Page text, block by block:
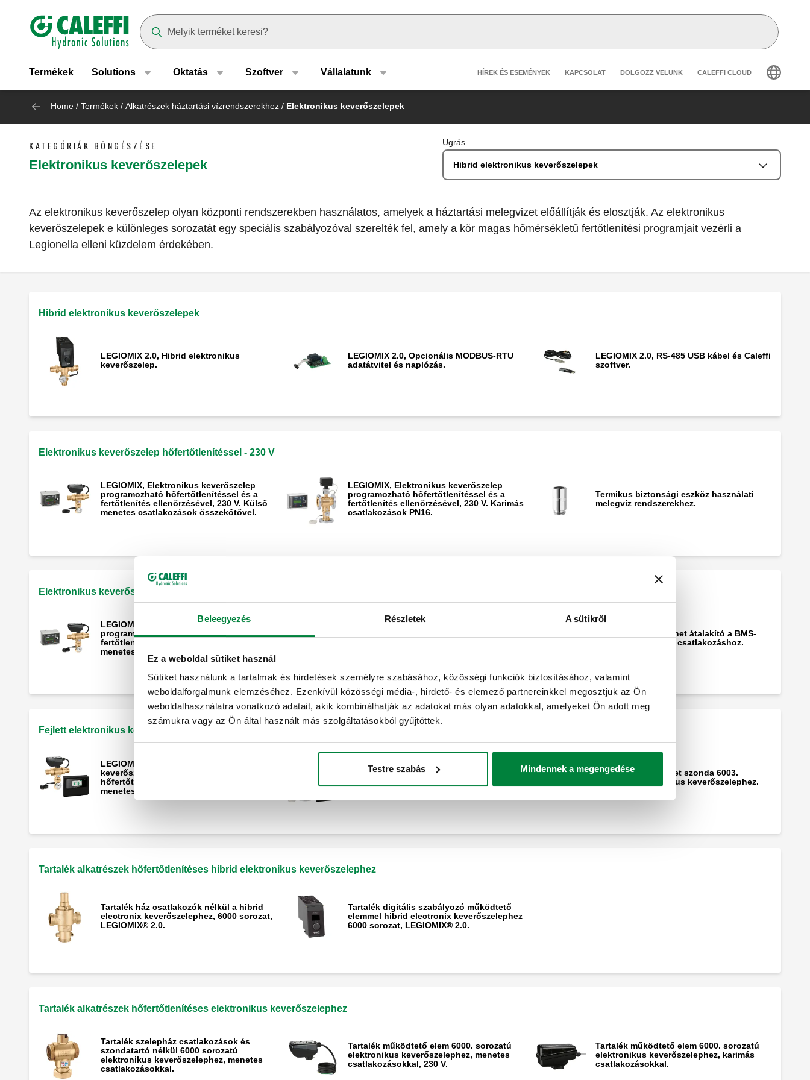
Beleegyezés Részletek A sütikről
Ez a weboldal sütiket használ
Sütiket használunk a tartalmak és hirdetések személyre szabásához, közösségi funkciók biztosításához, valamint
weboldalforgalmunk elemzéséhez. Ezenkívül közösségi média-, hirdető- és elemező partnereinkkel megosztjuk az Ön
weboldalhasználatra vonatkozó adatait, akik kombinálhatják az adatokat más olyan adatokkal, amelyeket Ön adott meg
számukra vagy az Ön által használt más szolgáltatásokból gyűjtöttek.
Testre szabás Mindennek a megengedése
Header main navigation
Termékek Solutions Oktatás Szoftver Vállalatunk Header secondary navigation
HÍREK ÉS ESEMÉNYEK KAPCSOLAT DOLGOZZ VELÜNK CALEFFI CLOUD
Home / Termékek / Alkatrészek háztartási vízrendszerekhez / Elektronikus keverőszelepek
KATEGÓRIÁK BÖNGÉSZÉSE
Elektronikus keverőszelepek
Ugrás
Hibrid elektronikus keverőszelepek
Az elektronikus keverőszelep olyan központi rendszerekben használatos, amelyek a háztartási melegvizet előállítják és elosztják. Az elektronikus
keverőszelepek e különleges sorozatát egy speciális szabályozóval szerelték fel, amely a kör magas hőmérsékletű fertőtlenítési programjait vezérli a
Legionella elleni küzdelem érdekében.
Hibrid elektronikus keverőszelepek
LEGIOMIX 2.0, Hibrid elektronikus
keverőszelep.
LEGIOMIX 2.0, Opcionális MODBUS-RTU
adatátvitel és naplózás.
LEGIOMIX 2.0, RS-485 USB kábel és Caleffi
szoftver.
Elektronikus keverőszelep hőfertőtlenítéssel - 230 V
LEGIOMIX, Elektronikus keverőszelep
programozható hőfertőtlenítéssel és a
fertőtlenítés ellenőrzésével, 230 V. Külső
menetes csatlakozások összekötővel.
LEGIOMIX, Elektronikus keverőszelep
programozható hőfertőtlenítéssel és a
fertőtlenítés ellenőrzésével, 230 V. Karimás
csatlakozások PN16.
Termikus biztonsági eszköz használati
melegvíz rendszerekhez.
Elektronikus keverőszelep hőfertőtlenítéssel - 24 V
LEGIOMIX, Elektronikus keverőszelep
programozható hőfertőtlenítéssel és a
fertőtlenítés ellenőrzésével, 24 V. Külső
menetes csatlakozások összekötővel.
LEGIOMIX, Elektronikus keverőszelep
MODBUS-RTU/BACnet átalakító a BMS-
rendszerekhez való csatlakozáshoz.
Fejlett elektronikus keverőszelep csatlakoztathatósággal
LEGIOMIXevo, Fejlett elektronikus
keverőszelep programozható
hőfertőtlenítéssel. Csatlakozással. Külső
menetes csatlakozások összekötővel.
LEGIOMIXevo, Fejlett elektronikus
keverőszelep programozható
Tárolási hőmérséklet szonda 6003.
sorozatú elektronikus keverőszelephez.
Tartalék alkatrészek hőfertőtlenítéses hibrid elektronikus keverőszelephez
Tartalék ház csatlakozók nélkül a hibrid
electronix keverőszelephez, 6000 sorozat,
LEGIOMIX® 2.0.
Tartalék digitális szabályozó működtető
elemmel hibrid electronix keverőszelephez
6000 sorozat, LEGIOMIX® 2.0.
Tartalék alkatrészek hőfertőtlenítéses elektronikus keverőszelephez
Tartalék szelepház csatlakozások és
szondatartó nélkül 6000 sorozatú
elektronikus keverőszelephez, menetes
csatlakozásokkal.
Tartalék működtető elem 6000. sorozatú
elektronikus keverőszelephez, menetes
csatlakozásokkal, 230 V.
Tartalék működtető elem 6000. sorozatú
elektronikus keverőszelephez, karimás
csatlakozásokkal.